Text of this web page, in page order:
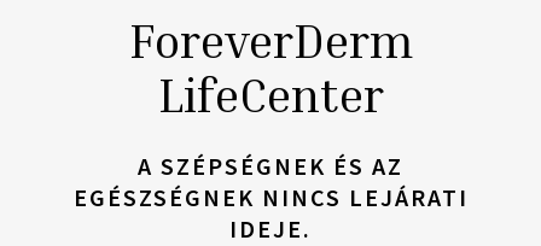
ForeverDerm
LifeCenter
A SZÉPSÉGNEK ÉS AZ
EGÉSZSÉGNEK NINCS LEJÁRATI
IDEJE.